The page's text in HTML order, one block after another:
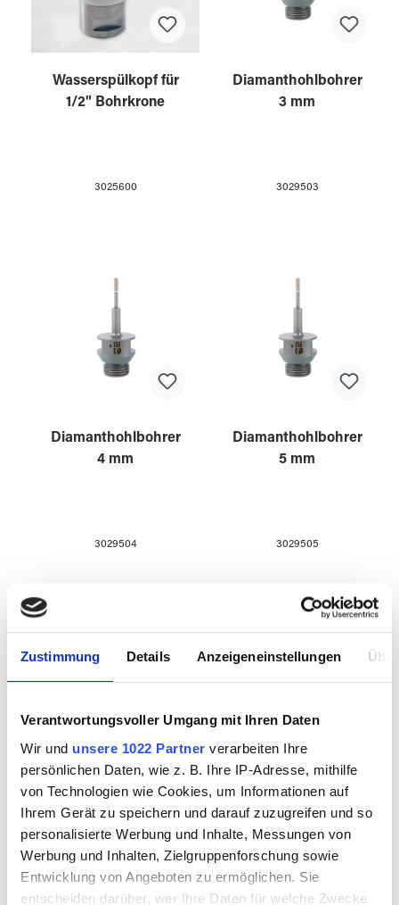
Zustimmung Details Anzeigeneinstellungen
Verantwortungsvoller Umgang mit Ihren Daten
Wir und unsere 1022 Partner verarbeiten Ihre
persönlichen Daten, wie z. B. Ihre IP-Adresse, mithilfe
von Technologien wie Cookies, um Informationen auf
Ihrem Gerät zu speichern und darauf zuzugreifen und so
personalisierte Werbung und Inhalte, Messungen von
Werbung und Inhalten, Zielgruppenforschung sowie
Entwicklung von Angeboten zu ermöglichen. Sie
entscheiden darüber, wer Ihre Daten für welche Zwecke
Wasserspülkopf für
1/2" Bohrkrone
3025600
Diamanthohlbohrer
3 mm
3029503
Diamanthohlbohrer
4 mm
3029504
Diamanthohlbohrer
5 mm
3029505
Diamanthohlbohrer
6 mm
3029506
Diamanthohlbohrer
7 mm
3029507